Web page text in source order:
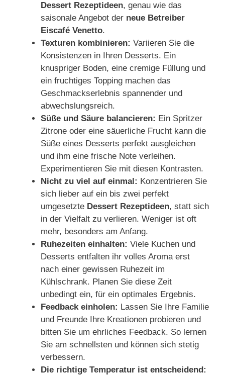
Dessert Rezeptideen, genau wie das
saisonale Angebot der neue Betreiber
Eiscafé Venetto.
Texturen kombinieren: Variieren Sie die
Konsistenzen in Ihren Desserts. Ein
knuspriger Boden, eine cremige Füllung und
ein fruchtiges Topping machen das
Geschmackserlebnis spannender und
abwechslungsreich.
Süße und Säure balancieren: Ein Spritzer
Zitrone oder eine säuerliche Frucht kann die
Süße eines Desserts perfekt ausgleichen
und ihm eine frische Note verleihen.
Experimentieren Sie mit diesen Kontrasten.
Nicht zu viel auf einmal: Konzentrieren Sie
sich lieber auf ein bis zwei perfekt
umgesetzte Dessert Rezeptideen, statt sich
in der Vielfalt zu verlieren. Weniger ist oft
mehr, besonders am Anfang.
Ruhezeiten einhalten: Viele Kuchen und
Desserts entfalten ihr volles Aroma erst
nach einer gewissen Ruhezeit im
Kühlschrank. Planen Sie diese Zeit
unbedingt ein, für ein optimales Ergebnis.
Feedback einholen: Lassen Sie Ihre Familie
und Freunde Ihre Kreationen probieren und
bitten Sie um ehrliches Feedback. So lernen
Sie am schnellsten und können sich stetig
verbessern.
Die richtige Temperatur ist entscheidend: